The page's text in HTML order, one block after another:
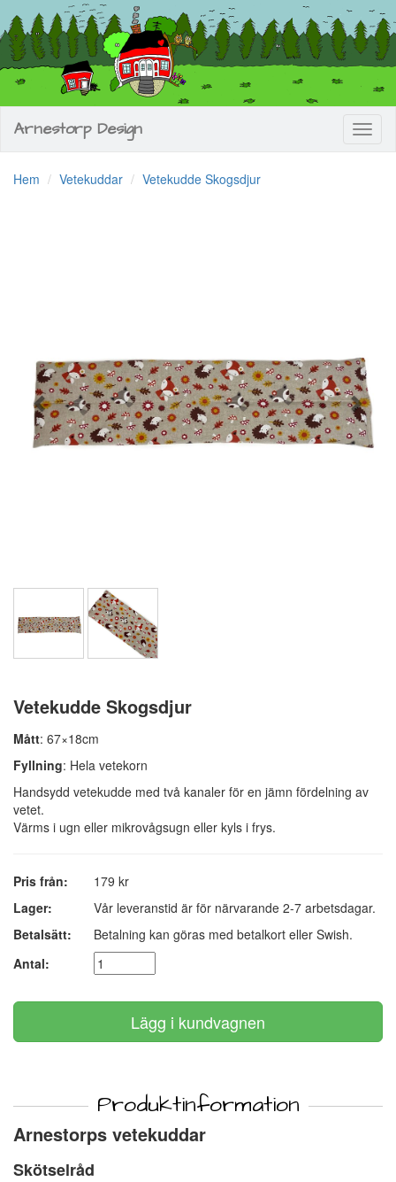
Arnestorp Design
Hem Vetekuddar Vetekudde Skogsdjur
Vetekudde Skogsdjur
Mått: 67×18cm
Fyllning: Hela vetekorn
Handsydd vetekudde med två kanaler för en jämn fördelning av
vetet.
Värms i ugn eller mikrovågsugn eller kyls i frys.
Pris från:
179 kr
Lager:
Vår leveranstid är för närvarande 2-7 arbetsdagar.
Betalsätt:
Betalning kan göras med betalkort eller Swish.
Antal:
Produktinformation
Arnestorps vetekuddar
Skötselråd